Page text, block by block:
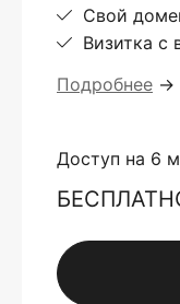
Свой
Визитка с
Подробнее →
Доступ на 6